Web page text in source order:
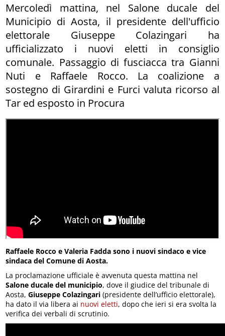
Mercoledì mattina, nel Salone ducale del
Municipio di Aosta, il presidente dell'ufficio
elettorale Giuseppe Colazingari ha
ufficializzato i nuovi eletti in consiglio
comunale. Passaggio di fusciacca tra Gianni
Nuti e Raffaele Rocco. La coalizione a
sostegno di Girardini e Furci valuta ricorso al
Tar ed esposto in Procura
Raffaele Rocco e Valeria Fadda sono i nuovi sindaco e vice
sindaca del Comune di Aosta.
La proclamazione ufficiale è avvenuta questa mattina nel
Salone ducale del municipio, dove il giudice del tribunale di
Aosta,Giuseppe Colazingari (presidente dell’ufficio elettorale),
ha dato il via libera ai nuovi eletti, dopo che ieri si era svolta la
verifica dei verbali di scrutinio.